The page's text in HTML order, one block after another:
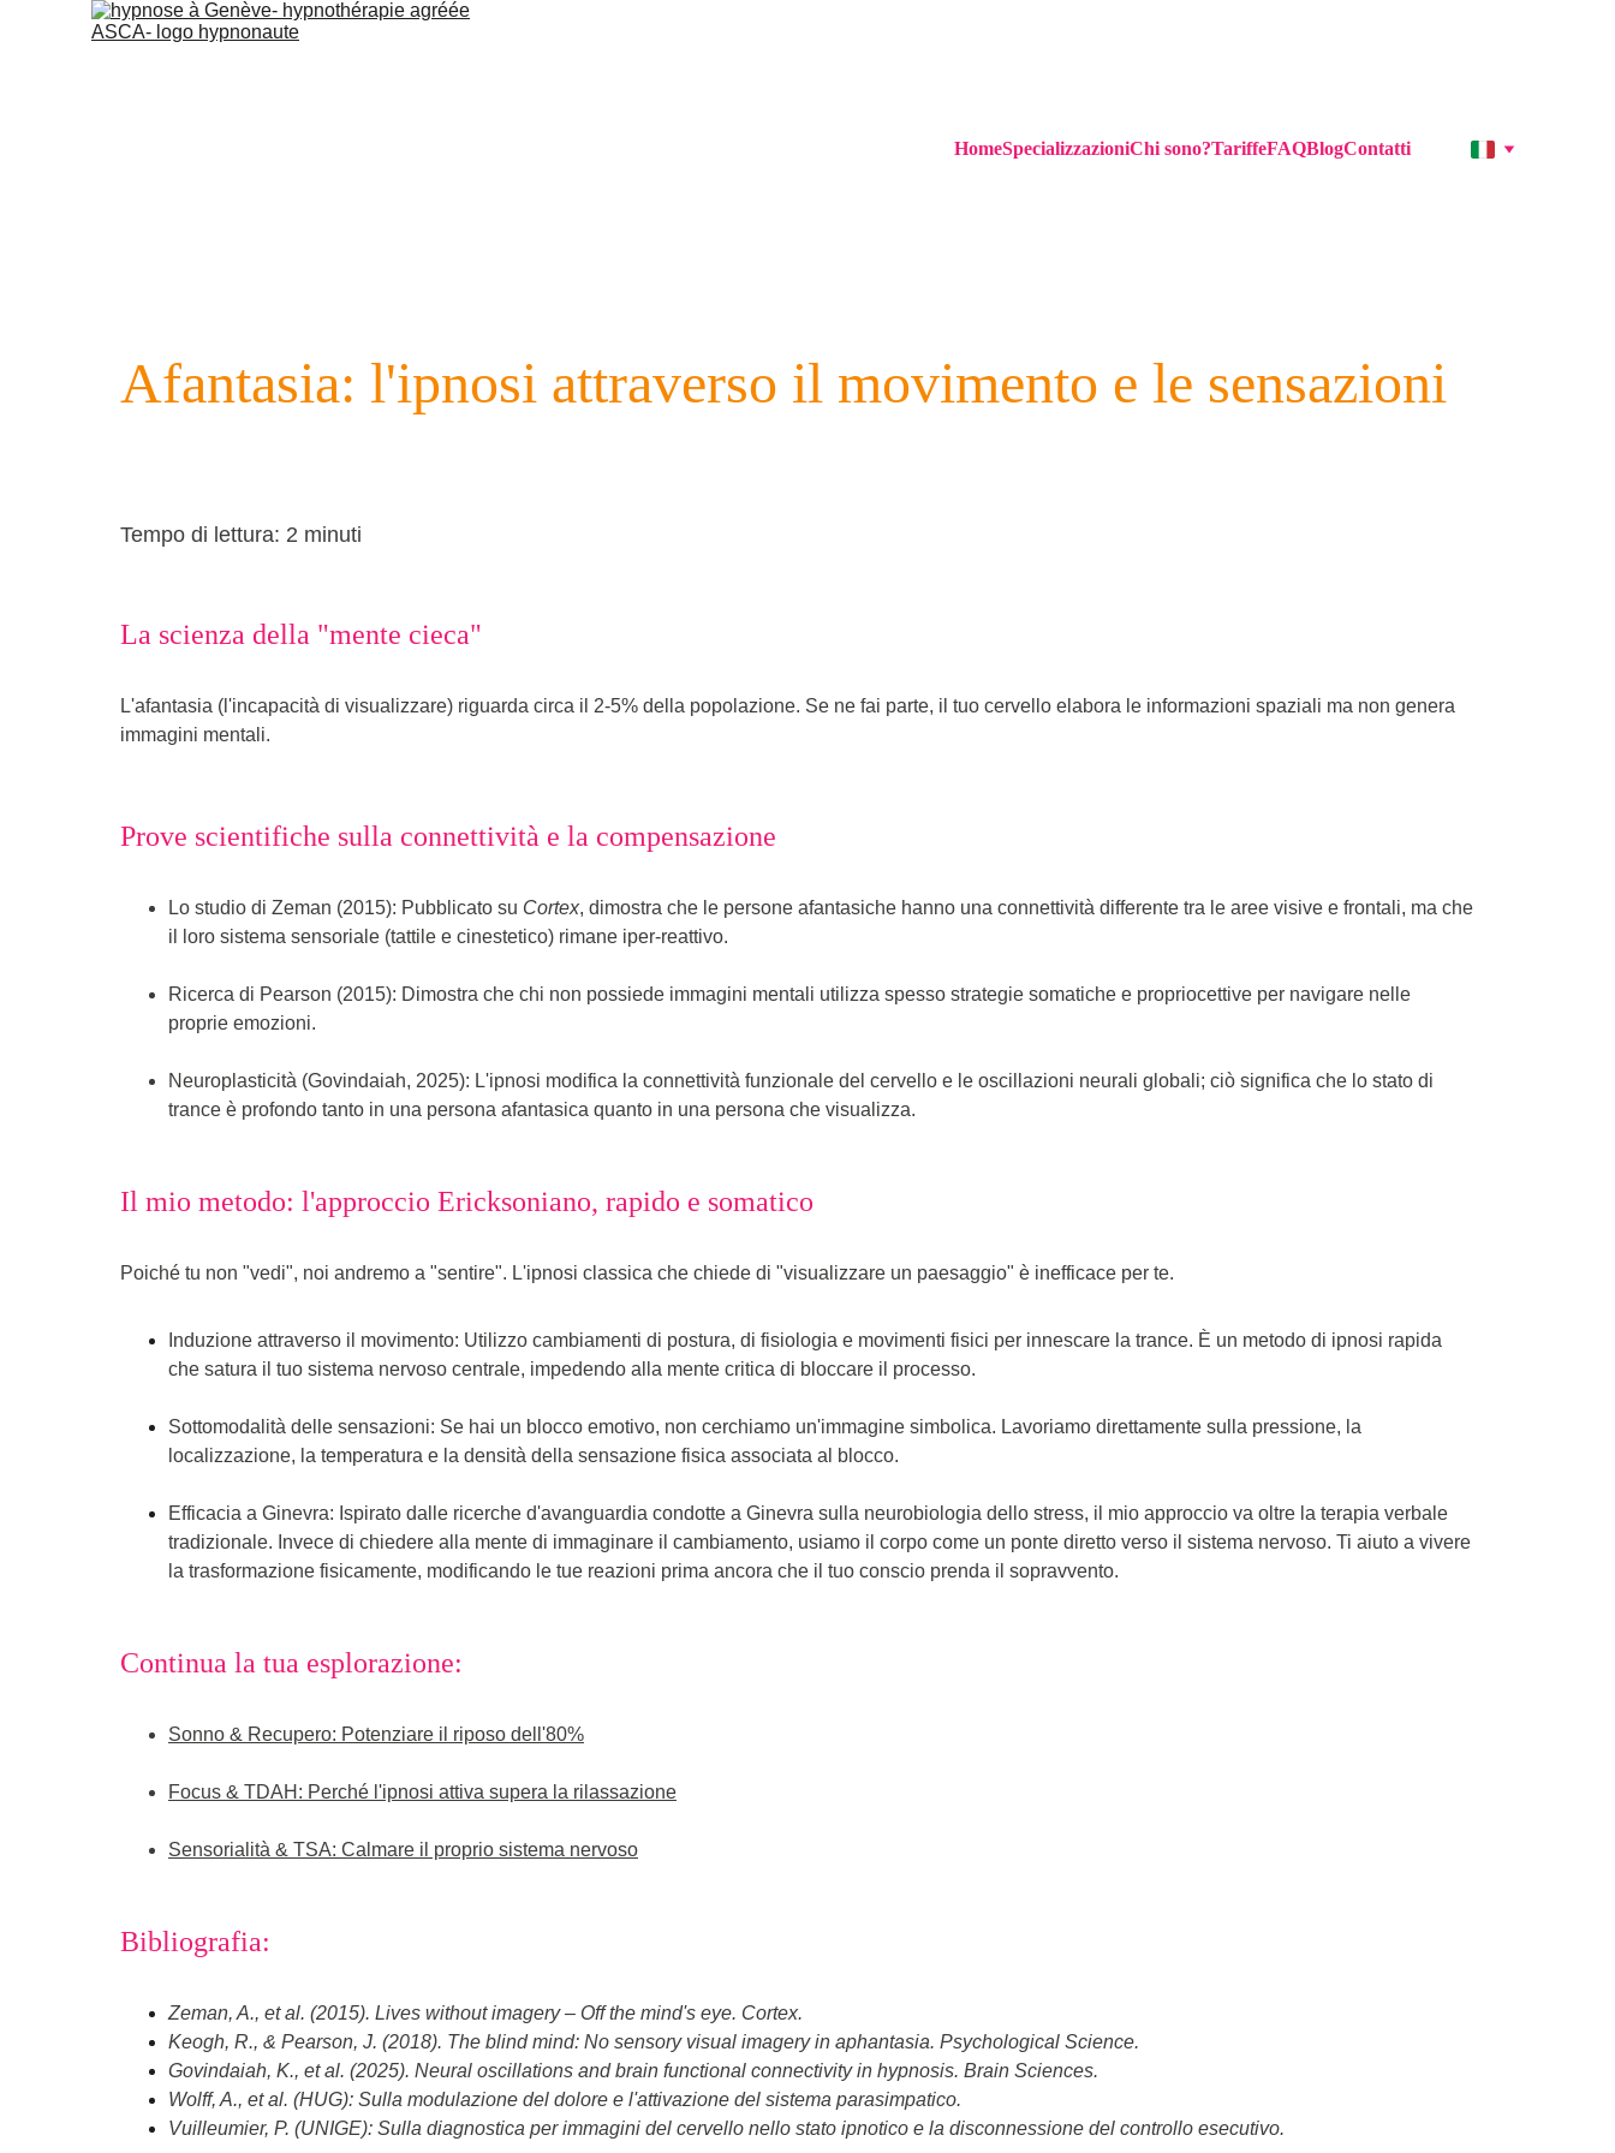
HomeSpecializzazioniChi sono?TariffeFAQBlogContatti
Afantasia: l'ipnosi attraverso il movimento e le sensazioni
Tempo di lettura: 2 minuti
La scienza della "mente cieca"
L'afantasia (l'incapacità di visualizzare) riguarda circa il 2-5% della popolazione. Se ne fai parte, il tuo cervello elabora le informazioni spaziali ma non genera
immagini mentali.
Prove scientifiche sulla connettività e la compensazione
Lo studio di Zeman (2015): Pubblicato su Cortex, dimostra che le persone afantasiche hanno una connettività differente tra le aree visive e frontali, ma che
il loro sistema sensoriale (tattile e cinestetico) rimane iper-reattivo.
Ricerca di Pearson (2015): Dimostra che chi non possiede immagini mentali utilizza spesso strategie somatiche e propriocettive per navigare nelle
proprie emozioni.
Neuroplasticità (Govindaiah, 2025): L'ipnosi modifica la connettività funzionale del cervello e le oscillazioni neurali globali; ciò significa che lo stato di
trance è profondo tanto in una persona afantasica quanto in una persona che visualizza.
Il mio metodo: l'approccio Ericksoniano, rapido e somatico
Poiché tu non "vedi", noi andremo a "sentire". L'ipnosi classica che chiede di "visualizzare un paesaggio" è inefficace per te.
Induzione attraverso il movimento: Utilizzo cambiamenti di postura, di fisiologia e movimenti fisici per innescare la trance. È un metodo di ipnosi rapida
che satura il tuo sistema nervoso centrale, impedendo alla mente critica di bloccare il processo.
Sottomodalità delle sensazioni: Se hai un blocco emotivo, non cerchiamo un'immagine simbolica. Lavoriamo direttamente sulla pressione, la
localizzazione, la temperatura e la densità della sensazione fisica associata al blocco.
Efficacia a Ginevra: Ispirato dalle ricerche d'avanguardia condotte a Ginevra sulla neurobiologia dello stress, il mio approccio va oltre la terapia verbale
tradizionale. Invece di chiedere alla mente di immaginare il cambiamento, usiamo il corpo come un ponte diretto verso il sistema nervoso. Ti aiuto a vivere
la trasformazione fisicamente, modificando le tue reazioni prima ancora che il tuo conscio prenda il sopravvento.
Continua la tua esplorazione:
Sonno & Recupero: Potenziare il riposo dell'80%
Focus & TDAH: Perché l'ipnosi attiva supera la rilassazione
Sensorialità & TSA: Calmare il proprio sistema nervoso
Bibliografia:
Zeman, A., et al. (2015). Lives without imagery – Off the mind's eye. Cortex.
Keogh, R., & Pearson, J. (2018). The blind mind: No sensory visual imagery in aphantasia. Psychological Science.
Govindaiah, K., et al. (2025). Neural oscillations and brain functional connectivity in hypnosis. Brain Sciences.
Wolff, A., et al. (HUG): Sulla modulazione del dolore e l'attivazione del sistema parasimpatico.
Vuilleumier, P. (UNIGE): Sulla diagnostica per immagini del cervello nello stato ipnotico e la disconnessione del controllo esecutivo.